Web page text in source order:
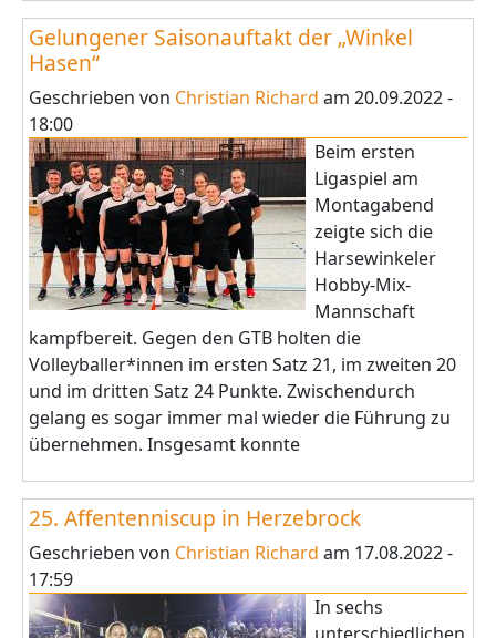
Gelungener Saisonauftakt der „Winkel
Hasen“
Geschrieben von Christian Richard am 20.09.2022 -
18:00
Beim ersten
Ligaspiel am
Montagabend
zeigte sich die
Harsewinkeler
Hobby-Mix-
Mannschaft
kampfbereit. Gegen den GTB holten die
Volleyballer*innen im ersten Satz 21, im zweiten 20
und im dritten Satz 24 Punkte. Zwischendurch
gelang es sogar immer mal wieder die Führung zu
übernehmen. Insgesamt konnte
25. Affentenniscup in Herzebrock
Geschrieben von Christian Richard am 17.08.2022 -
17:59
In sechs